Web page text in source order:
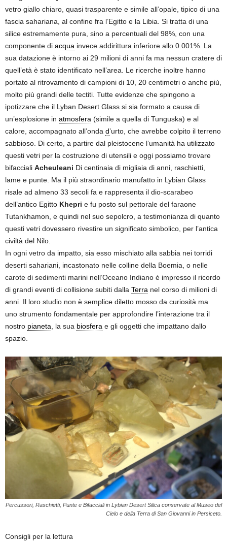
vetro giallo chiaro, quasi trasparente e simile all’opale, tipico di una
fascia sahariana, al confine fra l’Egitto e la Libia. Si tratta di una
silice estremamente pura, sino a percentuali del 98%, con una
componente di acqua invece addirittura inferiore allo 0.001%. La
sua datazione è intorno ai 29 milioni di anni fa ma nessun cratere di
quell’età è stato identificato nell’area. Le ricerche inoltre hanno
portato al ritrovamento di campioni di 10, 20 centimetri o anche più,
molto più grandi delle tectiti. Tutte evidenze che spingono a
ipotizzare che il Lyban Desert Glass si sia formato a causa di
un’esplosione in atmosfera (simile a quella di Tunguska) e al
calore, accompagnato all’onda d’urto, che avrebbe colpito il terreno
sabbioso. Di certo, a partire dal pleistocene l’umanità ha utilizzato
questi vetri per la costruzione di utensili e oggi possiamo trovare
bifacciali Acheuleani Di centinaia di migliaia di anni, raschietti,
lame e punte. Ma il più straordinario manufatto in Lybian Glass
risale ad almeno 33 secoli fa e rappresenta il dio-scarabeo
dell’antico Egitto Khepri e fu posto sul pettorale del faraone
Tutankhamon, e quindi nel suo sepolcro, a testimonianza di quanto
questi vetri dovessero rivestire un significato simbolico, per l’antica
civiltà del Nilo.
In ogni vetro da impatto, sia esso mischiato alla sabbia nei torridi
deserti sahariani, incastonato nelle colline della Boemia, o nelle
carote di sedimenti marini nell’Oceano Indiano è impresso il ricordo
di grandi eventi di collisione subiti dalla Terra nel corso di milioni di
anni. Il loro studio non è semplice diletto mosso da curiosità ma
uno strumento fondamentale per approfondire l’interazione tra il
nostro pianeta , la sua biosfera e gli oggetti che impattano dallo
spazio.
Percussori, Raschietti, Punte e Bifacciali in Lybian Desert Silica conservate al Museo del
Cielo e della Terra di San Giovanni in Persiceto.
Consigli per la lettura